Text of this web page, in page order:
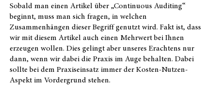
Sobald man einen Artikel über „Continuous Auditing“
beginnt, muss man sich fragen, in welchen
Zusammenhängen dieser Begriff genutzt wird. Fakt ist, dass
wir mit diesem Artikel auch einen Mehrwert bei Ihnen
erzeugen wollen. Dies gelingt aber unseres Erachtens nur
dann, wenn wir dabei die Praxis im Auge behalten. Dabei
sollte bei dem Praxiseinsatz immer der Kosten-Nutzen-
Aspekt im Vordergrund stehen.